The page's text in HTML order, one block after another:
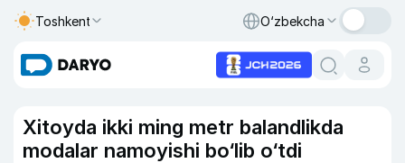
Toshkent O‘zbekcha
Xitoyda ikki ming metr balandlikda
modalar namoyishi bo‘lib o‘tdi